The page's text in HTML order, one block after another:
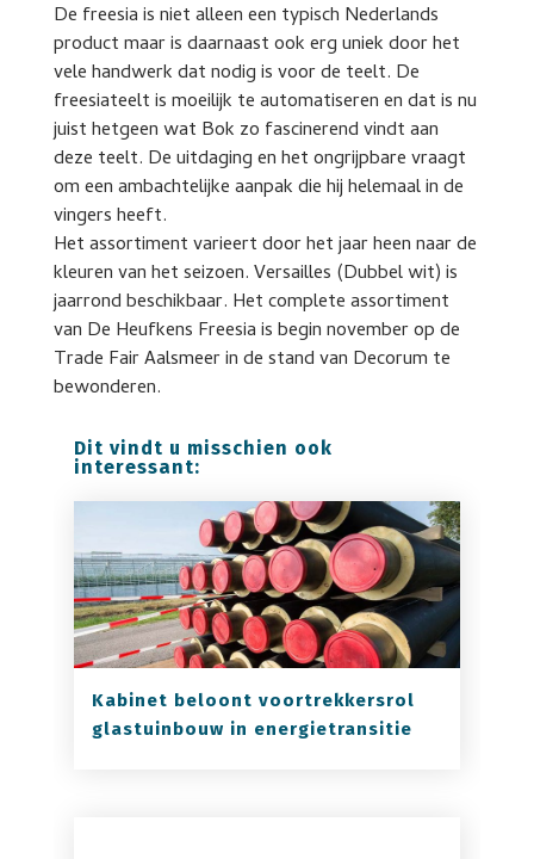
De freesia is niet alleen een typisch Nederlands
product maar is daarnaast ook erg uniek door het
vele handwerk dat nodig is voor de teelt. De
freesiateelt is moeilijk te automatiseren en dat is nu
juist hetgeen wat Bok zo fascinerend vindt aan
deze teelt. De uitdaging en het ongrijpbare vraagt
om een ambachtelijke aanpak die hij helemaal in de
vingers heeft.
Het assortiment varieert door het jaar heen naar de
kleuren van het seizoen. Versailles (Dubbel wit) is
jaarrond beschikbaar. Het complete assortiment
van De Heufkens Freesia is begin november op de
Trade Fair Aalsmeer in de stand van Decorum te
bewonderen.
Dit vindt u misschien ook
interessant:
Kabinet beloont voortrekkersrol
glastuinbouw in energietransitie